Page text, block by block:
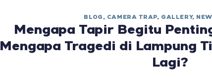
BLOG , CAMERA TRAP, GALLERY,
Mengapa Tapir Begitu
Mengapa Tragedi di Lampung
Lagi?